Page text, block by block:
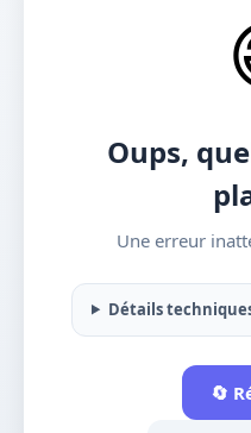
Oups,
Une erreur
Détails
🔄